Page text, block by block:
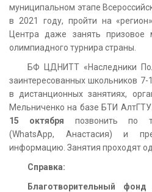
муниципальном этапе
в 2021 году, пройти на
Центра даже занять призовое
олимпиадного турнира страны.
БФ ЦДНИТТ «Наследники
заинтересованных школьников 7-
в дистанционных занятиях,
Мельниченко на базе БТИ
15 октября позвонить по
(WhatsApp, Анастасия) и
информацию. Занятия проходят
Справка:
Благотворительный